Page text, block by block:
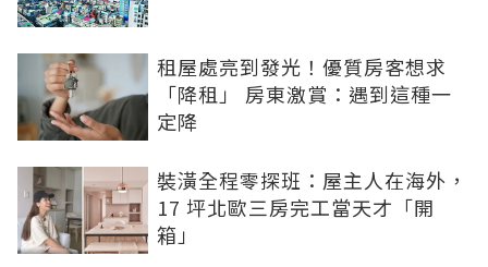
租屋處亮到發光！優質房客想求
「降租」 房東激賞：遇到這種一
定降
裝潢全程零探班：屋主人在海外，
17 坪北歐三房完工當天才「開
箱」